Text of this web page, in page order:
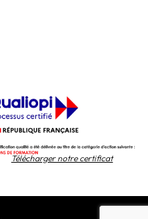
Télécharger notre certificat